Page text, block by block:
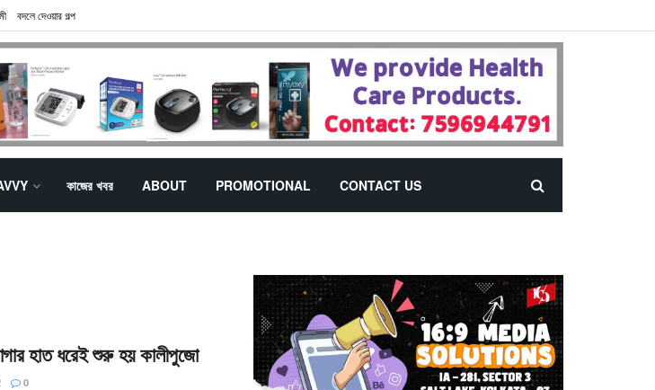
বদলে দেওয়ার গল্প
কাজের খবর ABOUT PROMOTIONAL CONTACT US
হাত ধরেই শুরু হয় কালীপুজো
0